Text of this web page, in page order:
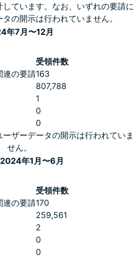
ています。なお、いずれの要請に
の開示は行われていません。
年7月〜12月
受領件数
連の要請163
807,788
1
0
0
ザーデータの開示は行われていま
せん。
年1月〜6月
受領件数
連の要請170
259,561
2
0
0